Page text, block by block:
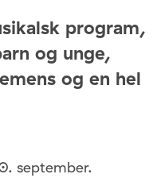
program,
og unge,
og en hel
september.